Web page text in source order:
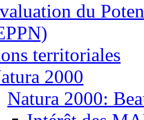
du
territoriales
2000
Natura 2000: